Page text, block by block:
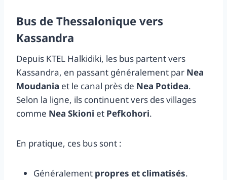
Bus de Thessalonique vers
Kassandra
Depuis KTEL Halkidiki, les bus partent vers
Kassandra, en passant généralement par Nea
Moudania et le canal près de Nea Potidea.
Selon la ligne, ils continuent vers des villages
comme Nea Skioni et Pefkohori.
En pratique, ces bus sont :
Généralement propres et climatisés.